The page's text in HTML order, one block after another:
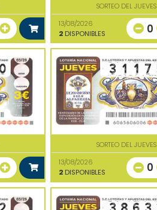
SORTEO DEL JUEVES
13/08/2026
2DISPONIBLES 0
SORTEO DEL JUEVES
13/08/2026
2DISPONIBLES 0